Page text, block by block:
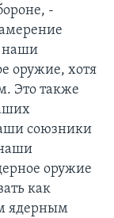
-
наши
оружие, хотя
Это также
союзники
оружие
как
ядерным